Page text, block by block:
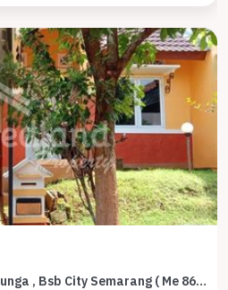
Rumah di Graha Taman Bunga , Bsb City Semarang ( Me 8603 )